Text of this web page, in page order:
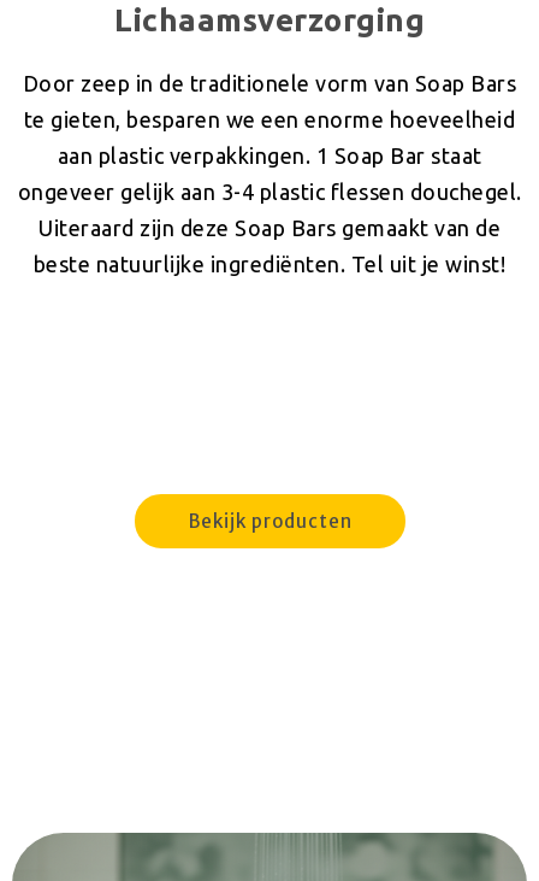
Lichaamsverzorging
Door zeep in de traditionele vorm van Soap Bars
te gieten, besparen we een enorme hoeveelheid
aan plastic verpakkingen. 1 Soap Bar staat
ongeveer gelijk aan 3-4 plastic flessen douchegel.
Uiteraard zijn deze Soap Bars gemaakt van de
beste natuurlijke ingrediënten. Tel uit je winst!
Bekijk producten